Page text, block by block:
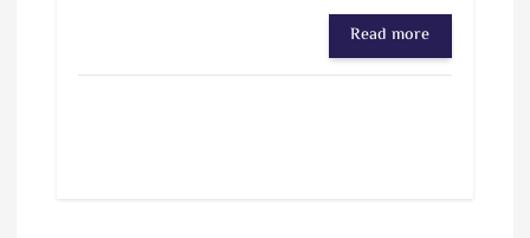
Read more